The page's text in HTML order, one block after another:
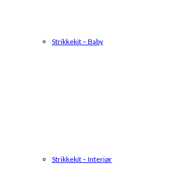
Strikkekit – Baby
Strikkekit – Interiør